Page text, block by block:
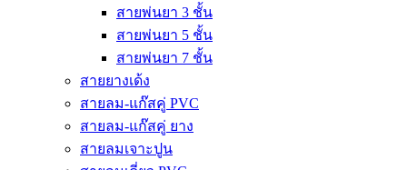
สายพ่นยา 3 ชั้น
สายพ่นยา 5 ชั้น
สายพ่นยา 7 ชั้น
สายยางเด้ง
สายลม-แก๊สคู่ PVC
สายลม-แก๊สคู่ ยาง
สายลมเจาะปูน